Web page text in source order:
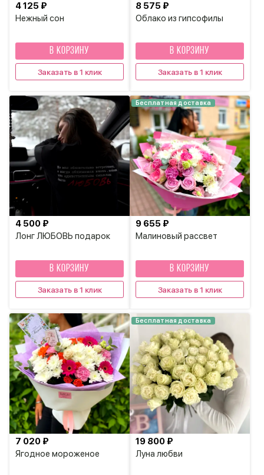
Нежный сон
4 125 ₽
В КОРЗИНУ
Заказать в 1 клик
Облако из гипсофилы
8 575 ₽
В КОРЗИНУ
Заказать в 1 клик
Лонг ЛЮБОВЬ подарок
4 500 ₽
В КОРЗИНУ
Заказать в 1 клик
Бесплатная доставка
Малиновый рассвет
9 655 ₽
В КОРЗИНУ
Заказать в 1 клик
Ягодное мороженое
7 020 ₽
Бесплатная доставка
Луна любви
19 800 ₽